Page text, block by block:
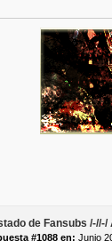
de Fansubs /-//-/
#1088 en: Junio